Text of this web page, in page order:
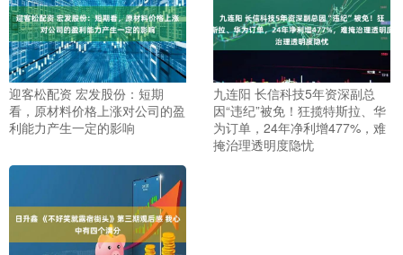
迎客松配资 宏发股份：短期
看，原材料价格上涨对公司的盈
利能力产生一定的影响
九连阳 长信科技5年资深副总
因“违纪”被免！狂揽特斯拉、华
为订单，24年净利增477%，难
掩治理透明度隐忧